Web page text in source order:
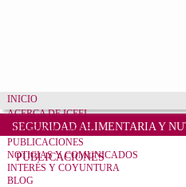
INICIO
ACERCA DE ICEFI
CUENTAS CLARAS
PUBLICACIONES
NOTICIAS Y COMUNICADOS
INTERÉS Y COYUNTURA
BLOG
SEGURIDAD ALIMENTARIA Y
PUBLICACIONES